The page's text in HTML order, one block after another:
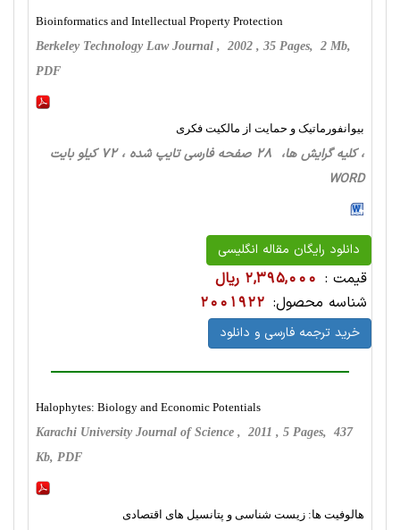
Bioinformatics and Intellectual Property Protection
Berkeley Technology Law Journal , 2002 , 35 Pages, 2 Mb,
PDF
بیوانفورماتیک و حمایت از مالکیت فکری
، کلیه گرایش ها، 28 صفحه فارسی تایپ شده ، 72 کیلو بایت
WORD
دانلود رایگان مقاله انگلیسی
قیمت : 2,395,000 ریال
شناسه محصول: 2001922
خرید ترجمه فارسی و دانلود
Halophytes: Biology and Economic Potentials
Karachi University Journal of Science , 2011 , 5 Pages, 437
Kb, PDF
هالوفیت ها: زیست شناسی و پتانسیل های اقتصادی